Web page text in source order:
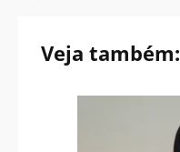
Veja também: